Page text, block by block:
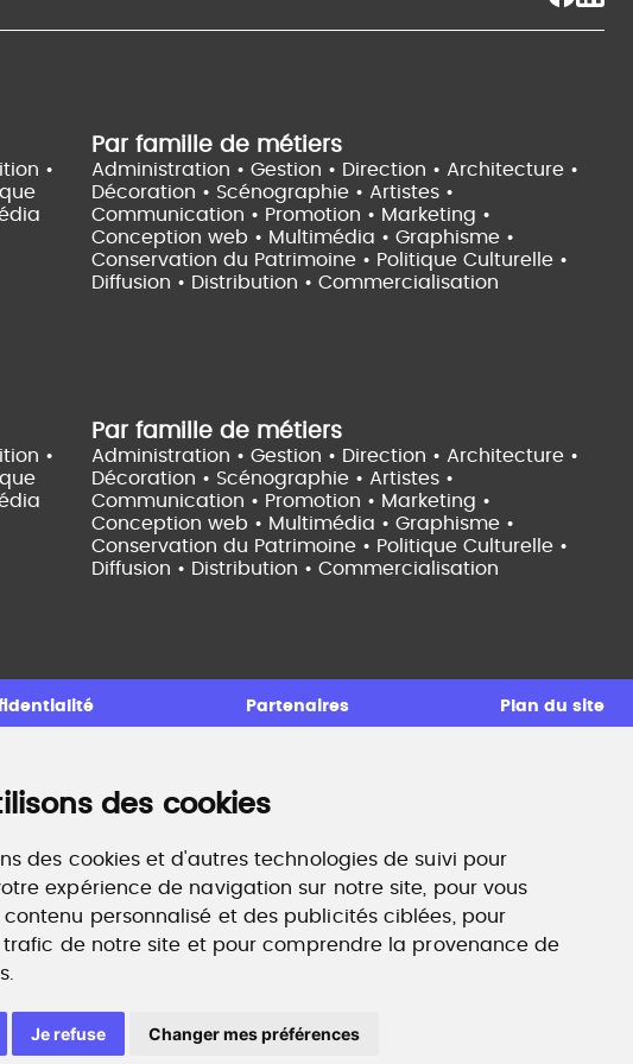
des cookies
des cookies et d'autres technologies de suivi pour
expérience de navigation sur notre site, pour vous
personnalisé et des publicités ciblées, pour
trafic de notre site et pour comprendre la provenance de
Je refuse Changer mes préférences
•
Par famille de métiers
Administration • Gestion • Direction • Architecture •
Décoration • Scénographie • Artistes •
Communication • Promotion • Marketing •
Conception web • Multimédia • Graphisme •
Conservation du Patrimoine • Politique Culturelle •
Diffusion • Distribution • Commercialisation
•
Par famille de métiers
Administration • Gestion • Direction • Architecture •
Décoration • Scénographie • Artistes •
Communication • Promotion • Marketing •
Conception web • Multimédia • Graphisme •
Conservation du Patrimoine • Politique Culturelle •
Diffusion • Distribution • Commercialisation
Partenaires Plan du site
Accompagnement professionnel
recherche d'emploi, entretien conseil.
www.profilculture-competences.com